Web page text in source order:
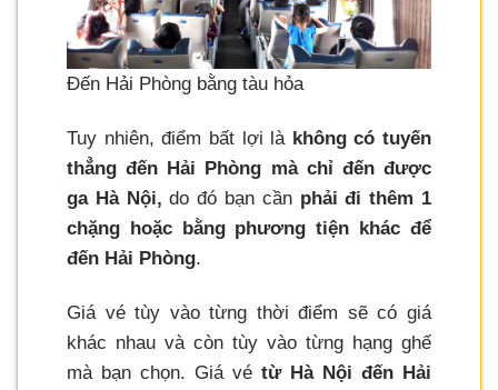
Đến Hải Phòng bằng tàu hỏa
Tuy nhiên, điểm bất lợi là không có tuyến
thẳng đến Hải Phòng mà chỉ đến được
ga Hà Nội, do đó bạn cần phải đi thêm 1
chặng hoặc bằng phương tiện khác để
đến Hải Phòng.
Giá vé tùy vào từng thời điểm sẽ có giá
khác nhau và còn tùy vào từng hạng ghế
mà bạn chọn. Giá vé từ Hà Nội đến Hải